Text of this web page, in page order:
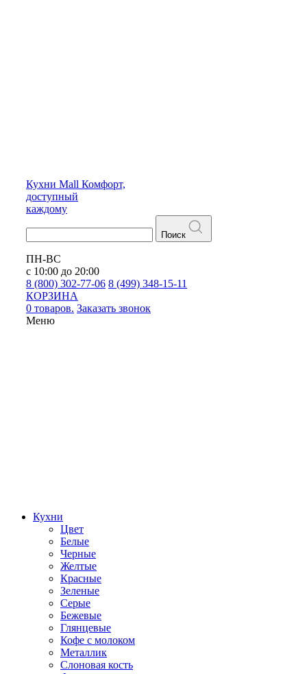
Кухни Mall Комфорт,
доступный
каждому
Поиск
ПН-ВС
с 10:00 до 20:00
8 (800) 302-77-06 8 (499) 348-15-11
КОРЗИНА
0 товаров. Заказать звонок
Меню
Кухни
Цвет
Белые
Черные
Желтые
Красные
Зеленые
Серые
Бежевые
Глянцевые
Кофе с молоком
Металлик
Слоновая кость